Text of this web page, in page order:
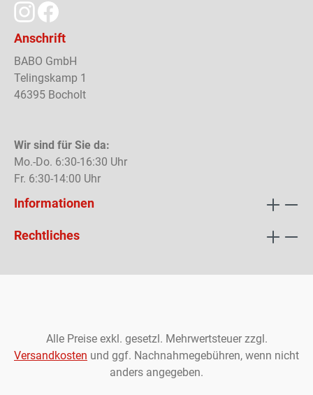
Anschrift
BABO GmbH
Telingskamp 1
46395 Bocholt
Wir sind für Sie da:
Mo.-Do. 6:30-16:30 Uhr
Fr. 6:30-14:00 Uhr
Informationen
Rechtliches
Alle Preise exkl. gesetzl. Mehrwertsteuer zzgl.
Versandkosten und ggf. Nachnahmegebühren, wenn nicht
anders angegeben.